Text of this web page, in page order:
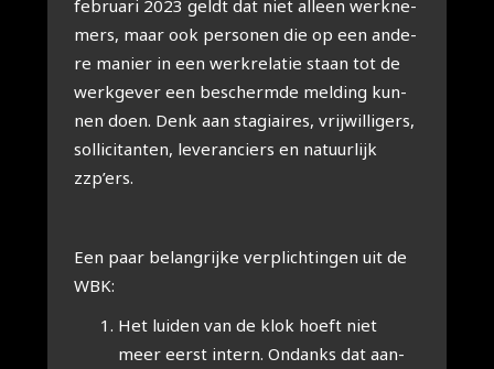
febru­a­ri 2023 geldt dat niet alleen werk­ne­
mers, maar ook per­so­nen die op een ande­
re manier in een werk­re­la­tie staan tot de
werk­ge­ver een bescherm­de mel­ding kun­
nen doen. Denk aan sta­gi­ai­res, vrij­wil­li­gers,
sol­li­ci­tan­ten, leve­ran­ciers en natuur­lijk
zzp’ers.
Een paar belang­rij­ke ver­plich­tin­gen uit de
WBK:
Het lui­den van de klok hoeft niet
meer eerst intern. Ondanks dat aan­